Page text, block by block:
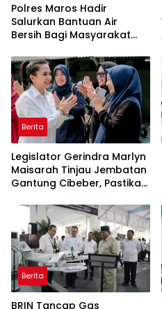
Polres Maros Hadir
Salurkan Bantuan Air
Bersih Bagi Masyarakat
Di Maros
Berita
Legislator Gerindra Marlyn
Maisarah Tinjau Jembatan
Gantung Cibeber, Pastikan
Berita
BRIN Tancap Gas